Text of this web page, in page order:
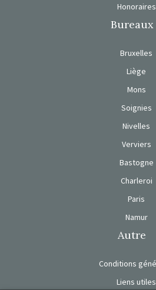
Honoraires
Bureaux
Bruxelles
Liège
Mons
Soignies
Nivelles
Verviers
Bastogne
Charleroi
Paris
Namur
Autre
Conditions
Liens utiles